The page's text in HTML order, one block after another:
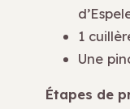
1
Une
Étapes de